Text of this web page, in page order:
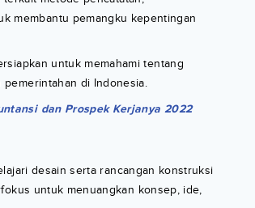
membantu pemangku kepentingan
untuk memahami tentang
pemerintahan di Indonesia.
dan Prospek Kerjanya 2022
desain serta rancangan konstruksi
untuk menuangkan konsep, ide,